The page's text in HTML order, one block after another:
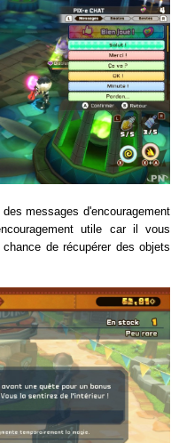
messages d'encouragement
utile car il vous
de récupérer des objets